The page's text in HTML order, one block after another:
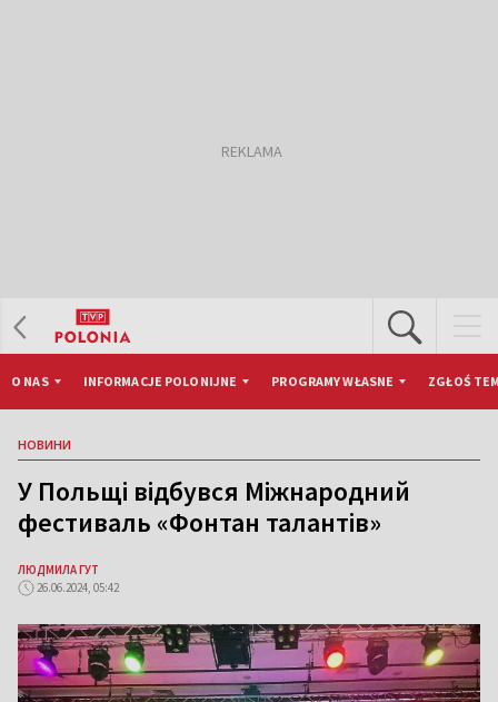
O NAS INFORMACJE POLONIJNE PROGRAMY WŁASNE ZGŁOŚ
НОВИНИ
У Польщі відбувся Міжнародний
фестиваль «Фонтан талантів»
ЛЮДМИЛА ГУТ
26.06.2024, 05:42